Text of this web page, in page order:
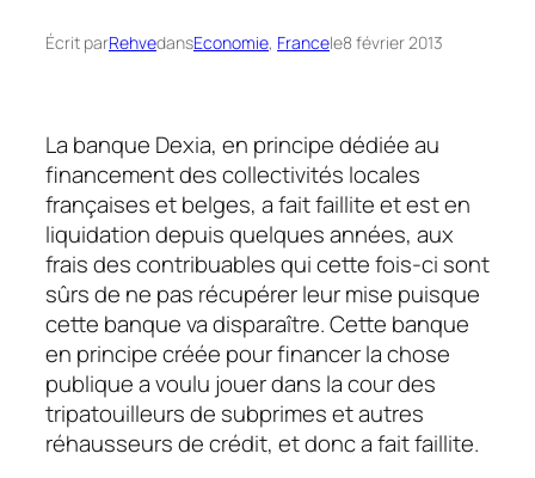
Écrit parRehvedansEconomie, Francele8 février 2013
La banque Dexia, en principe dédiée au
financement des collectivités locales
françaises et belges, a fait faillite et est en
liquidation depuis quelques années, aux
frais des contribuables qui cette fois-ci sont
sûrs de ne pas récupérer leur mise puisque
cette banque va disparaître. Cette banque
en principe créée pour financer la chose
publique a voulu jouer dans la cour des
tripatouilleurs de subprimeset autres
réhausseurs de crédit, et donc a fait faillite.